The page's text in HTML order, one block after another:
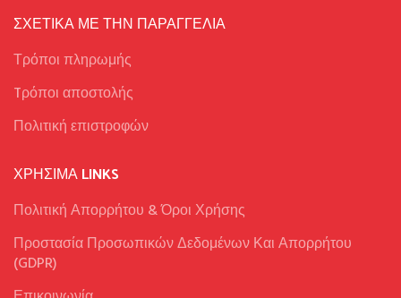
ΣΧΕΤΙΚΑ ΜΕ ΤΗΝ ΠΑΡΑΓΓΕΛΙΑ
Τρόποι πληρωμής
Tρόποι αποστολής
Πολιτική επιστροφών
ΧΡΉΣΙΜΑ LINKS
Πολιτική Απορρήτου & Όροι Χρήσης
Προστασία Προσωπικών Δεδομένων Και Απορρήτου
(GDPR)